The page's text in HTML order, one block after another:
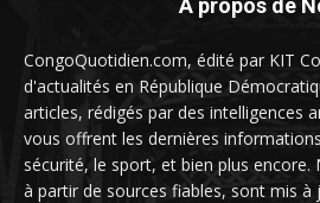
A propos de
CongoQuotidien.com, édité par KIT
d'actualités en République
articles, rédigés par des intelligences
vous offrent les dernières
sécurité, le sport, et bien plus encore.
à partir de sources fiables, sont mis